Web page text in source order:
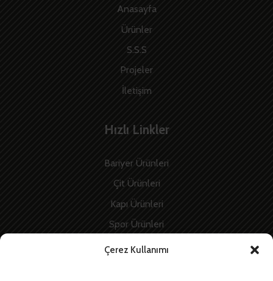
Çerez Kullanımı
Anasayfa
Ürünler
S.S.S
Projeler
İletişim
Hızlı Linkler
Bariyer Ürünleri
Çit Ürünleri
Kapı Ürünleri
Spor Ürünleri
İnşaat Ürünleri